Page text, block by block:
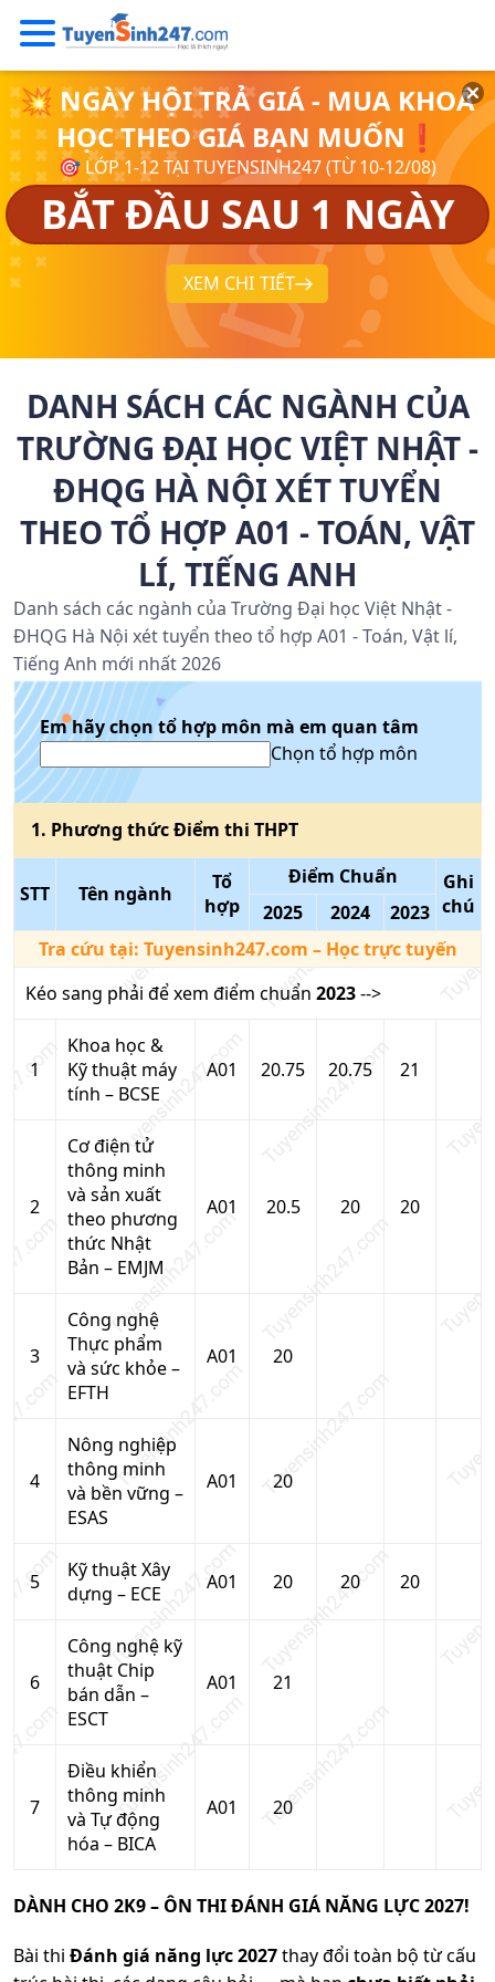
💥 NGÀY HỘI TRẢ GIÁ - MUA KHOÁ
HỌC THEO GIÁ BẠN MUỐN❗
🎯 LỚP 1-12 TẠI TUYENSINH247 (TỪ 10-12/08)
BẮT ĐẦU SAU 1 NGÀY
XEM CHI TIẾT
DANH SÁCH CÁC NGÀNH CỦA
TRƯỜNG ĐẠI HỌC VIỆT NHẬT -
ĐHQG HÀ NỘI XÉT TUYỂN
THEO TỔ HỢP A01 - TOÁN, VẬT
LÍ, TIẾNG ANH
Danh sách các ngành của Trường Đại học Việt Nhật -
ĐHQG Hà Nội xét tuyển theo tổ hợp A01 - Toán, Vật lí,
Tiếng Anh mới nhất 2026
Em hãy chọn tổ hợp môn mà em quan tâm
Chọn tổ hợp môn
1. Phương thứcĐiểm thi THPT
STT Tên ngành
Tổ
hợp
Điểm Chuẩn
Ghi
chú
2025 2024
2023
Tra cứu tại: Tuyensinh247.com – Học trực tuyến
Kéo sang phải để xem điểm chuẩn 2023-->
1
Khoa học &
Kỹ thuật máy
tính – BCSE
A01 20.75 20.75 21
2
Cơ điện tử
thông minh
và sản xuất
theo phương
thức Nhật
Bản – EMJM
A01 20.5 20 20
3
Công nghệ
Thực phẩm
và sức khỏe –
EFTH
A01 20
4
Nông nghiệp
thông minh
và bền vững –
ESAS
A01 20
5
Kỹ thuật Xây
dựng – ECE
A01 20 20 20
6
Công nghệ kỹ
thuật Chip
bán dẫn –
ESCT
A01 21
7
Điều khiển
thông minh
và Tự động
hóa – BICA
A01 20
DÀNH CHO 2K9 – ÔN THI ĐÁNH GIÁ NĂNG LỰC 2027!
Bài thi Đánh giá năng lực 2027thay đổi toàn bộ từ cấu